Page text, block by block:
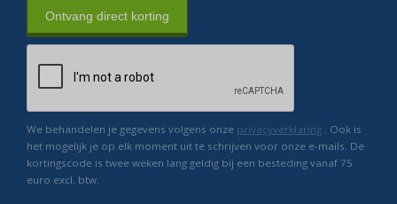
Ontvang direct korting
We behandelen je gegevens volgens onze privacyverklaring . Ook is
het mogelijk je op elk moment uit te schrijven voor onze e-mails. De
kortingscode is twee weken lang geldig bij een besteding vanaf 75
euro excl. btw.